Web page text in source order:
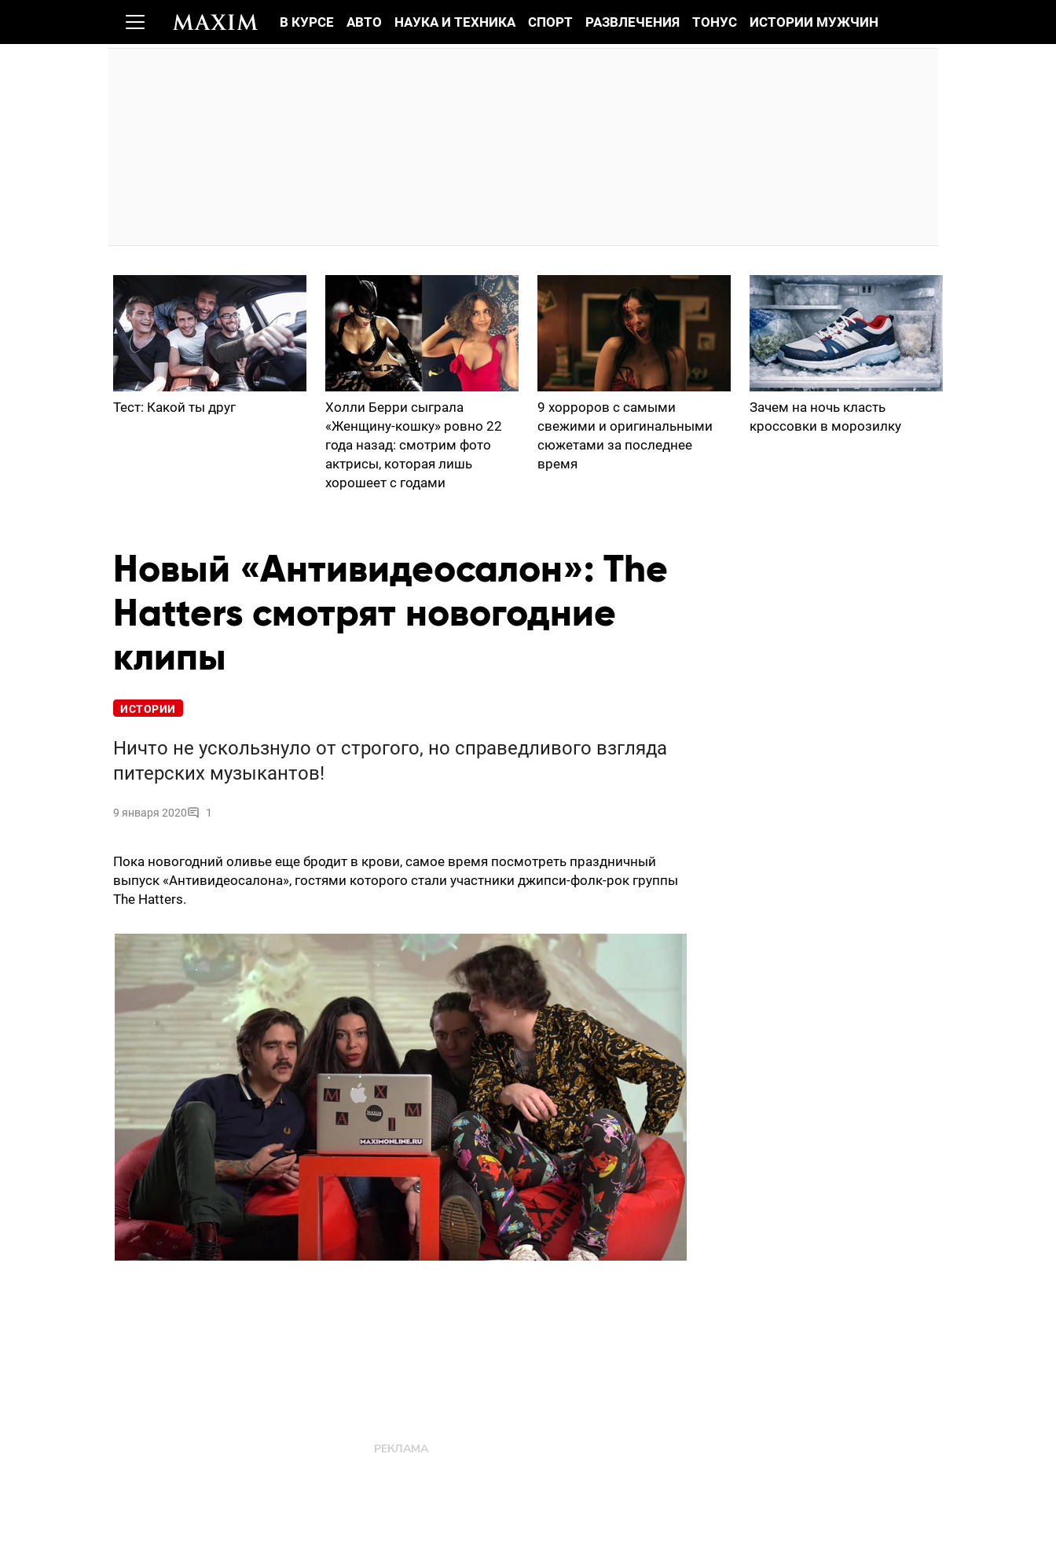
В КУРСЕ АВТО НАУКА И ТЕХНИКА СПОРТ РАЗВЛЕЧЕНИЯ ТОНУС ИСТОРИИ МУЖЧИН
Тест: Какой ты друг
Холли Берри сыграла
«Женщину-кошку» ровно 22
года назад: смотрим фото
актрисы, которая лишь
хорошеет с годами
9 хорроров с самыми
свежими и оригинальными
сюжетами за последнее
время
Зачем на ночь класть
кроссовки в морозилку
Новый «Антивидеосалон»: The
Hatters смотрят новогодние
клипы
ИСТОРИИ
Ничто не ускользнуло от строгого, но справедливого взгляда
питерских музыкантов!
9 января 2020 1
Пока новогодний оливье еще бродит в крови, самое время посмотреть праздничный
выпуск «Антивидеосалона», гостями которого стали участники джипси-фолк-рок группы
The Hatters.